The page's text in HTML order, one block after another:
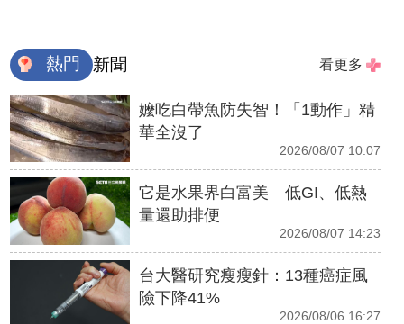
熱門 新聞 看更多
嬤吃白帶魚防失智！「1動作」精
華全沒了
2026/08/07 10:07
它是水果界白富美 低GI、低熱
量還助排便
2026/08/07 14:23
台大醫研究瘦瘦針：13種癌症風
險下降41%
2026/08/06 16:27